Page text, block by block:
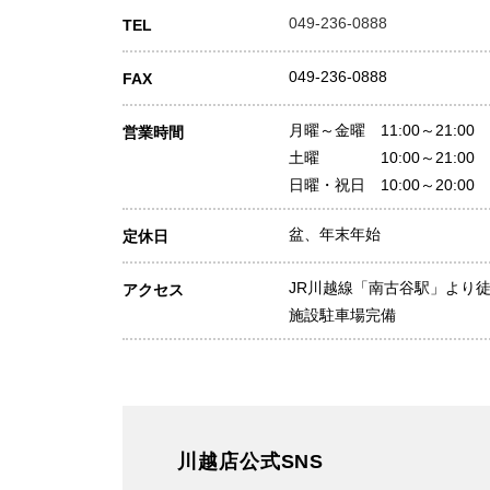
TEL 049-236-0888
FAX 049-236-0888
営業時間
月曜～金曜 11:00～21:00
土曜 10:00～21:00
日曜・祝日 10:00～20:00
定休日 盆、年末年始
アクセス
JR川越線「南古谷駅」より
施設駐車場完備
川越店公式SNS